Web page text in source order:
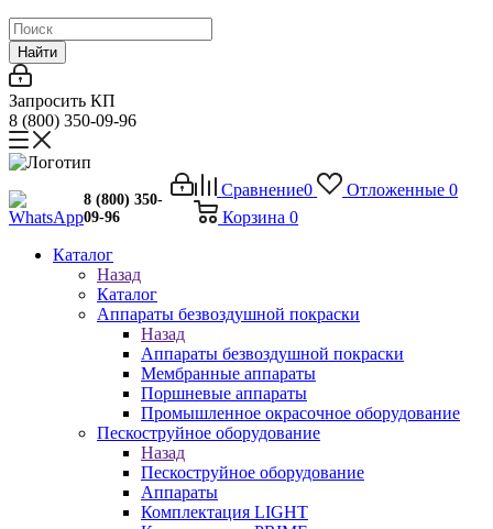
Найти
Запросить КП
8 (800) 350-09-96
Сравнение0 Отложенные 0
Корзина 0
8 (800) 350-
09-96
Каталог
Назад
Каталог
Аппараты безвоздушной покраски
Назад
Аппараты безвоздушной покраски
Мембранные аппараты
Поршневые аппараты
Промышленное окрасочное оборудование
Пескоструйное оборудование
Назад
Пескоструйное оборудование
Аппараты
Комплектация LIGHT